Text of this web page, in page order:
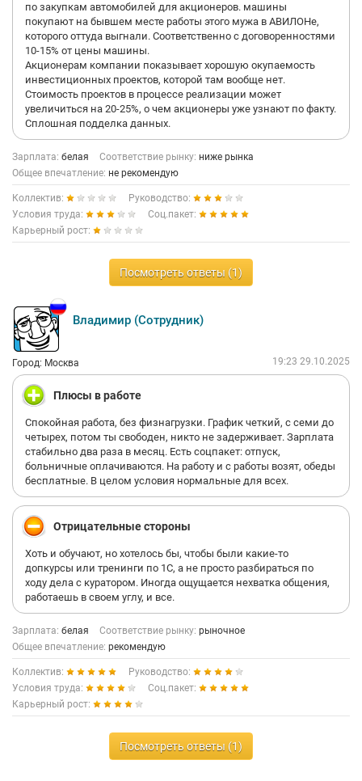
по закупкам автомобилей для акционеров. машины
покупают на бывшем месте работы этого мужа в АВИЛОНе,
которого оттуда выгнали. Соответственно с договоренностями
10-15% от цены машины.
Акционерам компании показывает хорошую окупаемость
инвестиционных проектов, которой там вообще нет.
Стоимость проектов в процессе реализации может
увеличиться на 20-25%, о чем акционеры уже узнают по факту.
Сплошная подделка данных.
Зарплата: белая Соответствие рынку: ниже рынка
Общее впечатление: не рекомендую
Коллектив:
Руководство:
Условия труда:
Соц.пакет:
Карьерный рост:
Посмотреть ответы (1)
Владимир (Сотрудник)
Город: Москва 19:23 29.10.2025
Плюсы в работе
Спокойная работа, без физнагрузки. График четкий, с семи до
четырех, потом ты свободен, никто не задерживает. Зарплата
стабильно два раза в месяц. Есть соцпакет: отпуск,
больничные оплачиваются. На работу и с работы возят, обеды
бесплатные. В целом условия нормальные для всех.
Отрицательные стороны
Хоть и обучают, но хотелось бы, чтобы были какие-то
допкурсы или тренинги по 1С, а не просто разбираться по
ходу дела с куратором. Иногда ощущается нехватка общения,
работаешь в своем углу, и все.
Зарплата: белая Соответствие рынку: рыночное
Общее впечатление: рекомендую
Коллектив:
Руководство:
Условия труда:
Соц.пакет:
Карьерный рост:
Посмотреть ответы (1)